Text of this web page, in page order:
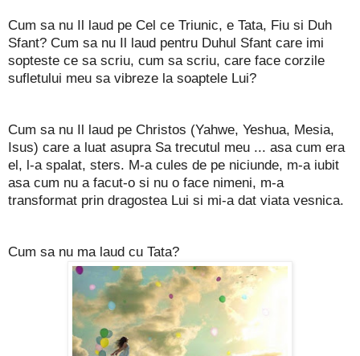
Cum sa nu Il laud pe Cel ce Triunic, e Tata, Fiu si Duh
Sfant? Cum sa nu Il laud pentru Duhul Sfant care imi
sopteste ce sa scriu, cum sa scriu, care face corzile
sufletului meu sa vibreze la soaptele Lui?
Cum sa nu Il laud pe Christos (Yahwe, Yeshua, Mesia,
Isus) care a luat asupra Sa trecutul meu ... asa cum era
el, l-a spalat, sters. M-a cules de pe niciunde, m-a iubit
asa cum nu a facut-o si nu o face nimeni, m-a
transformat prin dragostea Lui si mi-a dat viata vesnica.
Cum sa nu ma laud cu Tata?